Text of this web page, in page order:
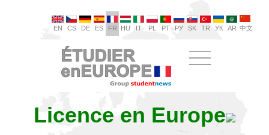
EN CS DE ES FR HU IT PL PT РУ SK TR УК AR 中文
Licence en Europe